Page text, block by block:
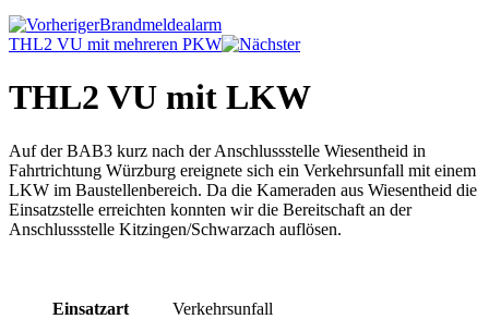
Brandmeldealarm
THL2 VU mit mehreren PKW
THL2 VU mit LKW
Auf der BAB3 kurz nach der Anschlussstelle Wiesentheid in
Fahrtrichtung Würzburg ereignete sich ein Verkehrsunfall mit einem
LKW im Baustellenbereich. Da die Kameraden aus Wiesentheid die
Einsatzstelle erreichten konnten wir die Bereitschaft an der
Anschlussstelle Kitzingen/Schwarzach auflösen.
Einsatzart
Verkehrsunfall